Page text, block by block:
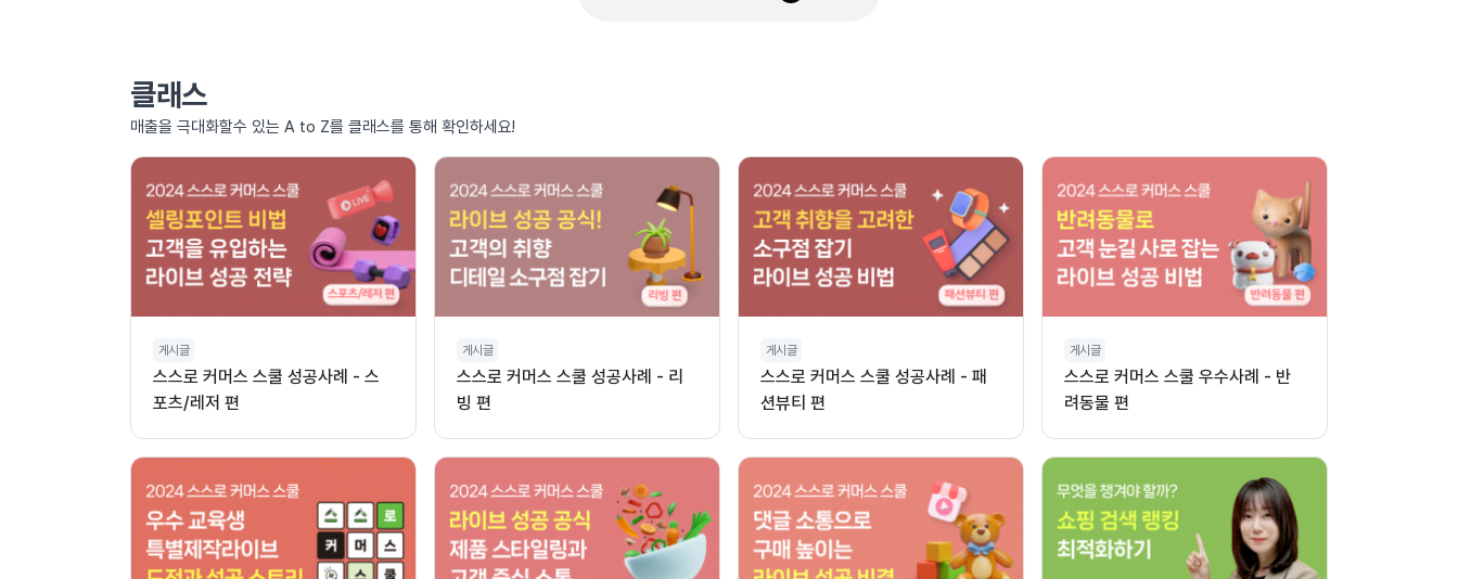
클래스
매출을 극대화할수 있는 A to Z를 클래스를 통해 확인하세요!
게시글
스스로 커머스 스쿨 성공사례 - 스
포츠/레저 편
게시글
스스로 커머스 스쿨 성공사례 - 리
빙 편
게시글
스스로 커머스 스쿨 성공사례 - 패
션뷰티 편
게시글
스스로 커머스 스쿨 우수사례 - 반
려동물 편